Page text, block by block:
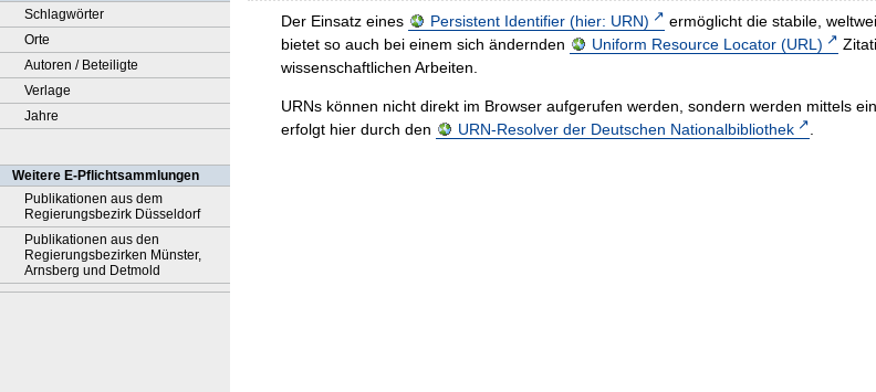
Schlagwörter
Orte
Autoren / Beteiligte
Verlage
Jahre
Weitere E-Pflichtsammlungen
Publikationen aus dem
Regierungsbezirk Düsseldorf
Publikationen aus den
Regierungsbezirken Münster,
Arnsberg und Detmold
Der Einsatz eines Persistent Identifier (hier: URN)
ermöglicht die stabile,
bietet so auch bei einem sich ändernden
Uniform Resource Locator (URL)
wissenschaftlichen Arbeiten.
URNs können nicht direkt im Browser aufgerufen werden, sondern werden mittels
erfolgt hier durch den
URN-Resolver der Deutschen Nationalbibliothek .